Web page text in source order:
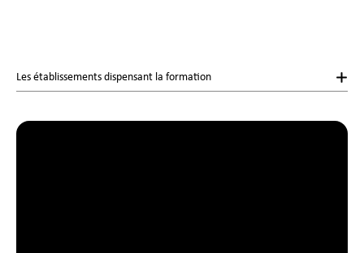
Les établissements dispensant la formation